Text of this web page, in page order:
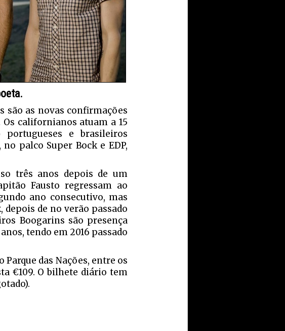
são as novas confirmações
californianos atuam a 15
e brasileiros
palco Super Bock e EDP,
três anos depois de um
Fausto regressam ao
ano consecutivo, mas
de no verão passado
Boogarins são presença
tendo em 2016 passado
Parque das Nações, entre os
€109. O bilhete diário tem